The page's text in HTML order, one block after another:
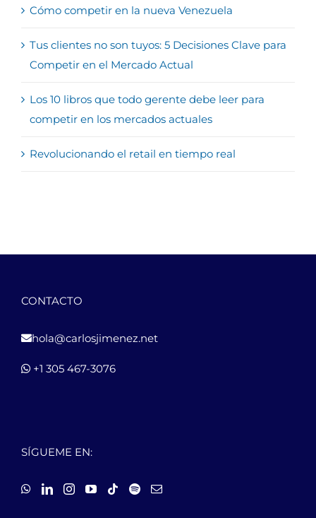
Cómo competir en la nueva Venezuela
Tus clientes no son tuyos: 5 Decisiones Clave para
Competir en el Mercado Actual
Los 10 libros que todo gerente debe leer para
competir en los mercados actuales
Revolucionando el retail en tiempo real
CONTACTO
hola@carlosjimenez.net
+1 305 467-3076
SÍGUEME EN: